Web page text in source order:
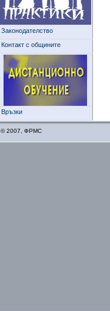
Законодателство
Контакт с общините
Връзки
© 2007, ФРМС